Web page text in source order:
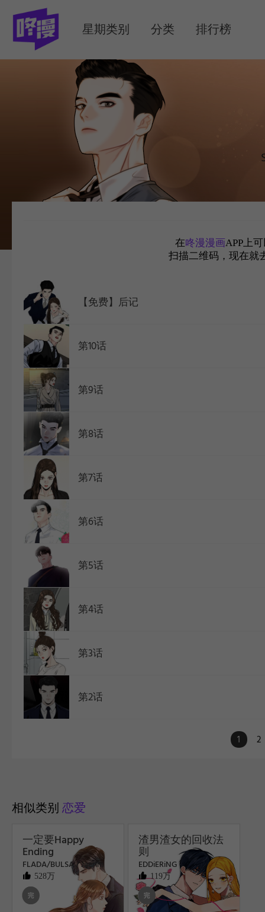
WEBTOON
星期类别 分类 排行榜
在咚漫漫画APP上
扫描二维码，现在就
【免费】后记
第10话
第9话
第8话
第7话
第6话
第5话
第4话
第3话
第2话
1 2
相似类别恋爱
一定要Happy
Ending
FLADA/BULSA / Jaerim
528万
渣男渣女的回收法
则
EDDiERiNG
119万